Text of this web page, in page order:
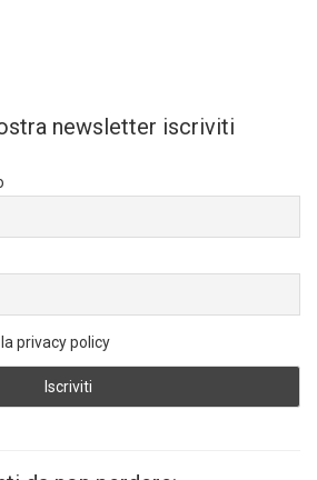
newsletter iscriviti
privacy policy